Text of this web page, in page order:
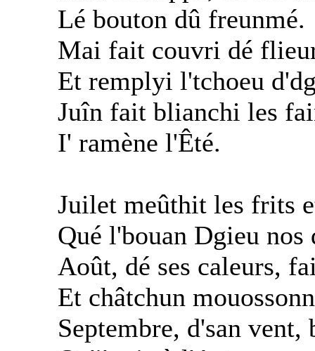
Lé bouton dû freunmé.
Mai fait couvri dé
Et remplyi l'tchoeu
Juîn fait blianchi les
I' ramène l'Êté.
Juilet meûthit les frits
Qué l'bouan Dgieu nos
Août, dé ses caleurs,
Et châtchun
Septembre, d'san